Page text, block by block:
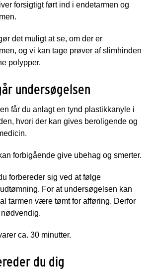
forsigtigt ført ind i endetarmen og
det muligt at se, om der er
og vi kan tage prøver af slimhinden
polypper.
undersøgelsen
får du anlagt en tynd plastikkanyle i
hvori der kan gives beroligende og
forbigående give ubehag og smerter.
forbereder sig ved at følge
For at undersøgelsen kan
tarmen være tømt for afføring. Derfor
ca. 30 minutter.
du dig